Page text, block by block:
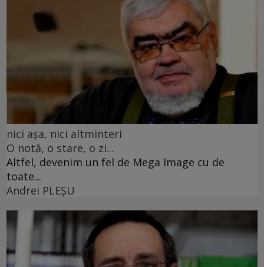
nici așa, nici altminteri
O notă, o stare, o zi...
Altfel, devenim un fel de Mega Image cu de
toate...
Andrei PLEŞU